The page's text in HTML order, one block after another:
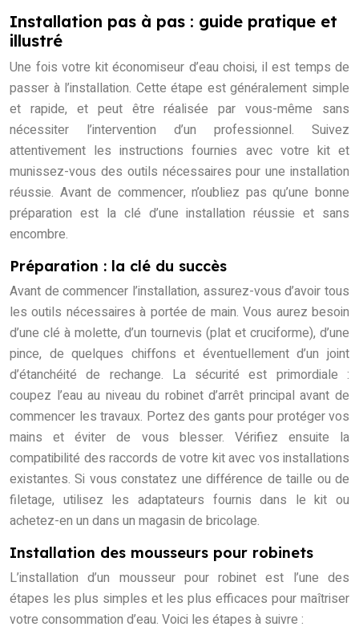
Installation pas à pas : guide pratique et
illustré
Une fois votre kit économiseur d’eau choisi, il est temps de
passer à l’installation. Cette étape est généralement simple
et rapide, et peut être réalisée par vous-même sans
nécessiter l’intervention d’un professionnel. Suivez
attentivement les instructions fournies avec votre kit et
munissez-vous des outils nécessaires pour une installation
réussie. Avant de commencer, n’oubliez pas qu’une bonne
préparation est la clé d’une installation réussie et sans
encombre.
Préparation : la clé du succès
Avant de commencer l’installation, assurez-vous d’avoir tous
les outils nécessaires à portée de main. Vous aurez besoin
d’une clé à molette, d’un tournevis (plat et cruciforme), d’une
pince, de quelques chiffons et éventuellement d’un joint
d’étanchéité de rechange. La sécurité est primordiale :
coupez l’eau au niveau du robinet d’arrêt principal avant de
commencer les travaux. Portez des gants pour protéger vos
mains et éviter de vous blesser. Vérifiez ensuite la
compatibilité des raccords de votre kit avec vos installations
existantes. Si vous constatez une différence de taille ou de
filetage, utilisez les adaptateurs fournis dans le kit ou
achetez-en un dans un magasin de bricolage.
Installation des mousseurs pour robinets
L’installation d’un mousseur pour robinet est l’une des
étapes les plus simples et les plus efficaces pour maîtriser
votre consommation d’eau. Voici les étapes à suivre :